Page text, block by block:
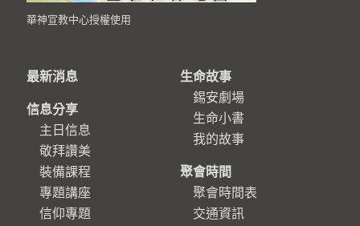
華神宣教中心授權使用
最新消息
信息分享
主日信息
敬拜讚美
裝備課程
專題講座
信仰專題
生命故事
錫安劇場
生命小書
我的故事
聚會時間
聚會時間表
交通資訊